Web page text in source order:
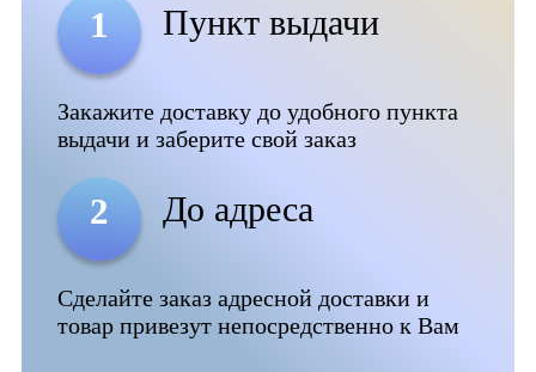
1 Пункт выдачи
Закажите доставку до удобного пункта
выдачи и заберите свой заказ
2 До адреса
Сделайте заказ адресной доставки и
товар привезут непосредственно к Вам